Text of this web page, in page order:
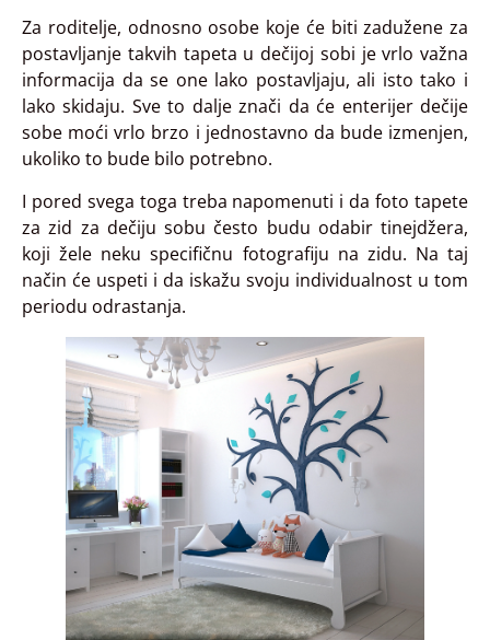
Za roditelje, odnosno osobe koje će biti zadužene za
postavljanje takvih tapeta u dečijoj sobi je vrlo važna
informacija da se one lako postavljaju, ali isto tako i
lako skidaju. Sve to dalje znači da će enterijer dečije
sobe moći vrlo brzo i jednostavno da bude izmenjen,
ukoliko to bude bilo potrebno.
I pored svega toga treba napomenuti i da foto tapete
za zid za dečiju sobu često budu odabir tinejdžera,
koji žele neku specifičnu fotografiju na zidu. Na taj
način će uspeti i da iskažu svoju individualnost u tom
periodu odrastanja.